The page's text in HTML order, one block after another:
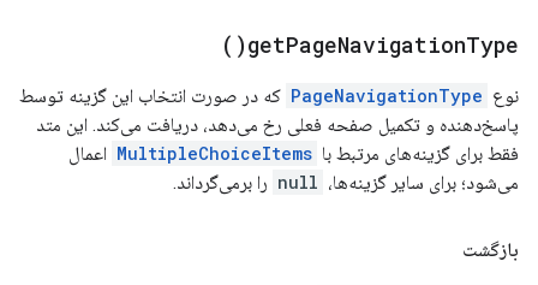
getPageNavigationType(
)
نوع PageNavigationType که در صورت انتخاب این گزینه توسط
پاسخ‌دهنده و تکمیل صفحه فعلی رخ می‌دهد، دریافت می‌کند. این متد
فقط برای گزینه‌های مرتبط با MultipleChoiceItems اعمال
می‌شود؛ برای سایر گزینه‌ها، null را برمی‌گرداند.
بازگشت